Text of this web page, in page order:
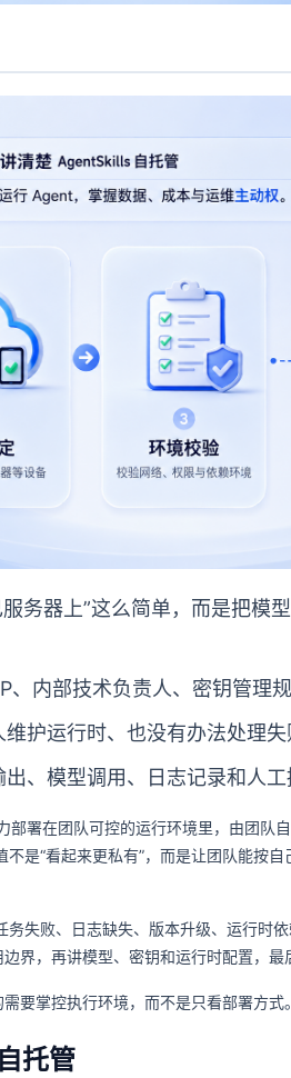
务器上”这么简单，而是把模型
内部技术负责人、密钥管理规
护运行时、也没有办法处理失
、模型调用、日志记录和人工
署在团队可控的运行环境里，由团队
是“看起来更私有”，而是让团队能按
失败、日志缺失、版本升级、运行时
界，再讲模型、密钥和运行时配置，最
要掌控执行环境，而不是只看部署方式。
托管